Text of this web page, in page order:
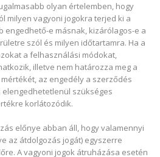
olyan értelemben, hogy
milyen vagyoni jogokra terjed ki a
engedhető-e másnak, kizárólagos-e a
szól és milyen időtartamra. Ha a
a felhasználási módokat,
illetve nem határozza meg a
az engedély a szerződés
szükséges
korlátozódik.
előnye abban áll, hogy valamennyi
az átdolgozás jogát) egyszerre
A vagyoni jogok átruházása esetén